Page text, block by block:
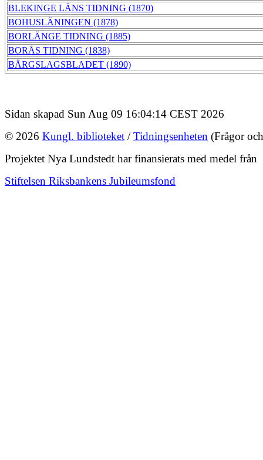
BLEKINGE LÄNS TIDNING (1870)
BOHUSLÄNINGEN (1878)
BORLÄNGE TIDNING (1885)
BORÅS TIDNING (1838)
BÄRGSLAGSBLADET (1890)
Sidan skapad Sun Aug 09 16:04:14 CEST 2026
© 2026 Kungl. biblioteket /Tidningsenheten (Frågor
Projektet Nya Lundstedt har finansierats med medel från
Stiftelsen Riksbankens Jubileumsfond